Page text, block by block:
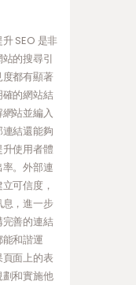
SEO 是非
的搜尋引
都有顯著
的網站結
站並編入
結還能夠
使用者體
。外部連
可信度，
，進一步
善的連結
和諧運
面上的表
和實施他